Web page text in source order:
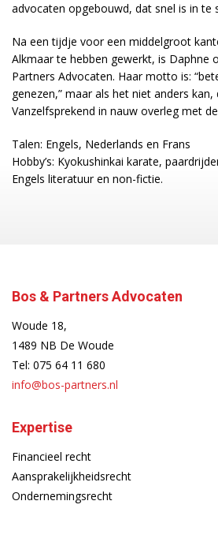
advocaten opgebouwd, dat snel is in te
Na een tijdje voor een middelgroot
Alkmaar te hebben gewerkt, is Daphne
Partners Advocaten. Haar motto is:
genezen,” maar als het niet anders
Vanzelfsprekend in nauw overleg met
Talen: Engels, Nederlands en Frans
Hobby’s: Kyokushinkai karate,
Engels literatuur en non-fictie.
Bos & Partners Advocaten
Woude 18,
1489 NB De Woude
Tel: 075 64 11 680
info@bos-partners.nl
Expertise
Financieel recht
Aansprakelijkheidsrecht
Ondernemingsrecht